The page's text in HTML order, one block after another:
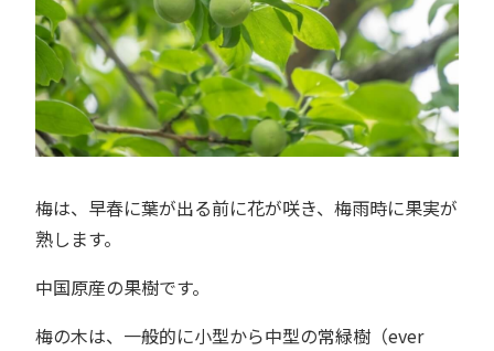
梅は、早春に葉が出る前に花が咲き、梅雨時に果実が
熟します。
中国原産の果樹です。
梅の木は、一般的に小型から中型の常緑樹（ever